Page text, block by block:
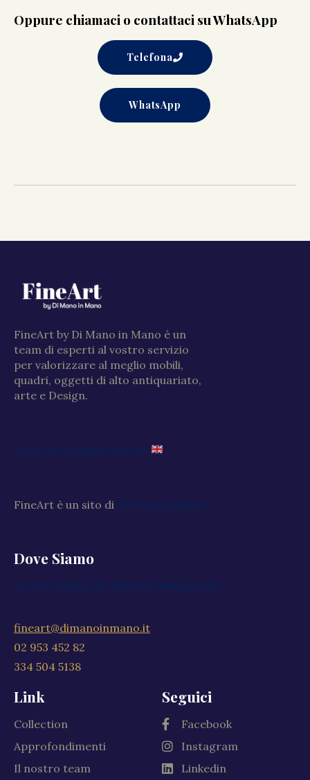
Oppure chiamaci o contattaci su WhatsApp
Telefona
WhatsApp
FineArt by Di Mano in Mano è un
team di esperti al vostro servizio
per valorizzare al meglio mobili,
quadri, oggetti di alto antiquariato,
arte e Design.
Go to the English website
FineArt è un sito di Di Mano in Mano
Dove Siamo
Via XXV Aprile, 59, 20040 Cambiago MI
fineart@dimanoinmano.it
02 953 452 82
334 504 5138
Link
Collection
Approfondimenti
Il nostro team
Seguici
Facebook
Instagram
Linkedin